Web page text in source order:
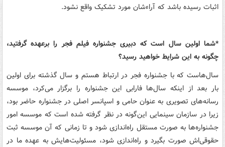
اثبات رسیده باشد که آراء‌شان مورد تشکیک واقع نشود.
*شما اولین سال است که دبیری جشنواره فیلم فجر را برعهده گرفتید،
چگونه به این شرایط خواهید رسید؟
سال‌هاست که با جشنواره فجر در ارتباط هستم و سال گذشته برای اولین
بار بعد از اینکه سال‌ها فارابی این جشنواره را برگزار می‌کرد، موسسه
رسانه‌های تصویری به عنوان حامی و اسپانسر اصلی در جشنواره حاضر بود،
زیرا در سازمان سینمایی این‌گونه در نظر گرفته شده است که موسسه امور
جشنواره‌ها به صورت مستقل راه‌اندازی شود و تا زمانی که آن موسسه ثبت
حقوقی‌اش صورت بگیرد و راه‌اندازی شود، مسئولیت‌هایش به عهده ما در